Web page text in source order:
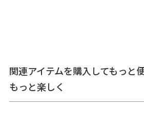
変更する場合があります。※がま
きさや重さで強い力が加わると
※内寸外寸ともに実寸で表記し
って表記のサイズと誤差が生じ
関連アイテムを購入してもっと便
もっと楽しく